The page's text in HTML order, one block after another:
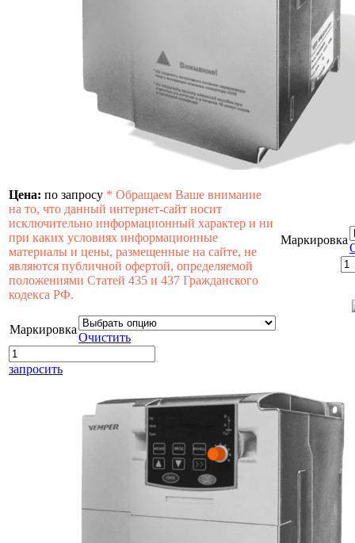
Цена: по запросу * Обращаем Ваше внимание
на то, что данный интернет-сайт носит
исключительно информационный характер и ни
при каких условиях информационные
материалы и цены, размещенные на сайте, не
являются публичной офертой, определяемой
положениями Статей 435 и 437 Гражданского
кодекса РФ.
Маркировка
Очистить
запросить
Маркировка